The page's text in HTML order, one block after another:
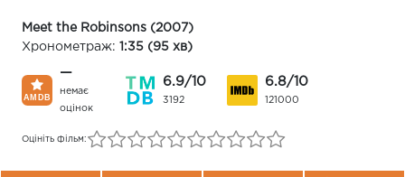
Meet the Robinsons (2007)
Хронометраж: 1:35 (95 хв)
—
немає
оцінок
6.9/10
3192
6.8/10
121000
Оцініть фільм: